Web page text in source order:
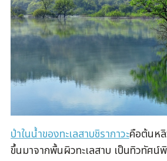
ป่าในน้ำของทะเลสาบชิรากาวะคือต้นหลิ
ขึ้นมาจากพื้นผิวทะเลสาบ เป็นทิวทัศน์